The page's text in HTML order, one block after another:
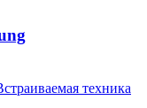
техника